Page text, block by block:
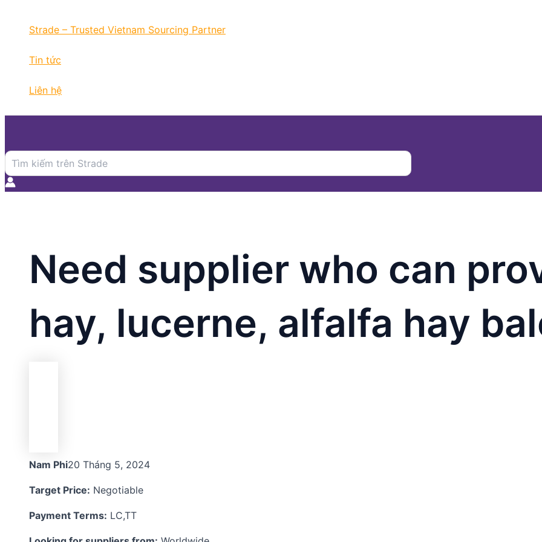
Strade – Trusted Vietnam Sourcing Partner
Tin tức
Liên hệ
Search
for:
Need supplier who can
hay, lucerne, alfalfa hay
Nam Phi20 Tháng 5, 2024
Target Price: Negotiable
Payment Terms: LC,TT